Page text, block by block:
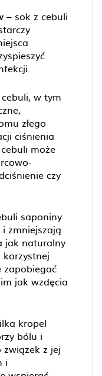
– sok z cebuli
w tym
złego
ciśnienia
może
czy
saponiny
zmniejszają
jak naturalny
zapobiegać
jak wzdęcia
kropel
bólu i
z jej
i